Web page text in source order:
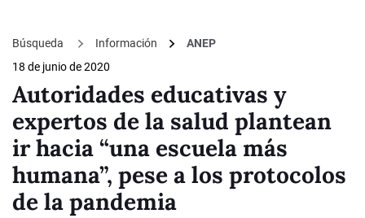
Búsqueda Información
ANEP
18 de junio de 2020
Autoridades educativas y
expertos de la salud plantean
ir hacia “una escuela más
humana”, pese a los protocolos
de la pandemia